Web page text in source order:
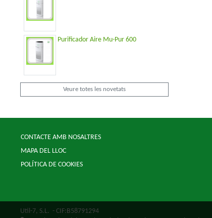
Purificador Aire Mu-Pur 600
Veure totes les novetats
CONTACTE AMB NOSALTRES
MAPA DEL LLOC
POLÍTICA DE COOKIES
Util-7, S.L. - CIF:B58791294